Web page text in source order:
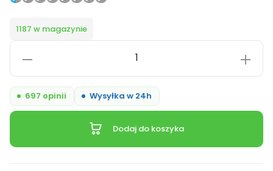
1187 w magazynie
697 opinii Wysyłka w 24h
Lady
Slim
Dodaj do koszyka